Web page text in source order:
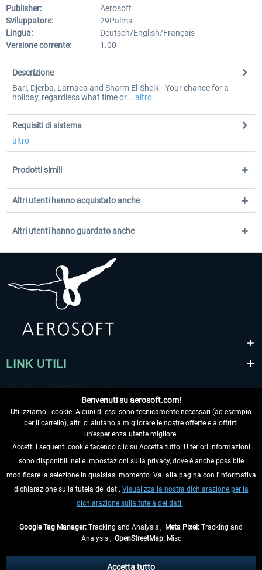
Publisher:
Aerosoft
Sviluppatore:
29Palms
Lingua:
Deutsch/English/Français
Versione corrente:
1.00
Descrizione
Bari, Djerba, Larnaca and Sharm El-Sheik - Your chance for a
holiday, regardless what time or... altro
Requisiti di sistema
altro
Prodotti simili
Altri utenti hanno acquistato anche
Altri utenti hanno guardato anche
LINK UTILI
RECEDERE DAL CONTRATTO
INFORMAZIONI
eventualmente le spese di spedizione, se non diversamente descritto.
Benvenuti su aerosoft.com!
Utilizziamo i cookie. Alcuni di essi sono tecnicamente necessari (ad esempio
per il carrello), altri ci aiutano a migliorare le nostre offerte e a offrirti
un'esperienza utente migliore.
Accetti i seguenti cookie facendo clic su Accetta tutto. Ulteriori informazioni
sono disponibili nelle impostazioni sulla privacy, dove è anche possibile
modificare la selezione in qualsiasi momento. Vai alla pagina con l'informativa
dichiarazione sulla tutela dei dati. Visualizza la nostra dichiarazione per la
dichiarazione sulla tutela dei dati.
Google Tag Manager: Tracking and Analysis , Meta Pixel: Tracking and
Analysis , OpenStreetMap:Misc
Accetta tutto